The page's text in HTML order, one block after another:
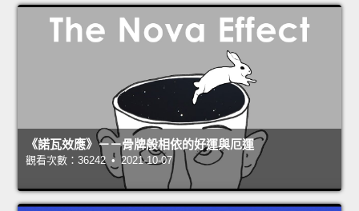
《諾瓦效應》－－骨牌般相依的好運與厄運
觀看次數：36242 • 2021-10-07